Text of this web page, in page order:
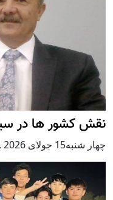
نقش کشور ها در
چهار شنبه15 جولای 2026 ,